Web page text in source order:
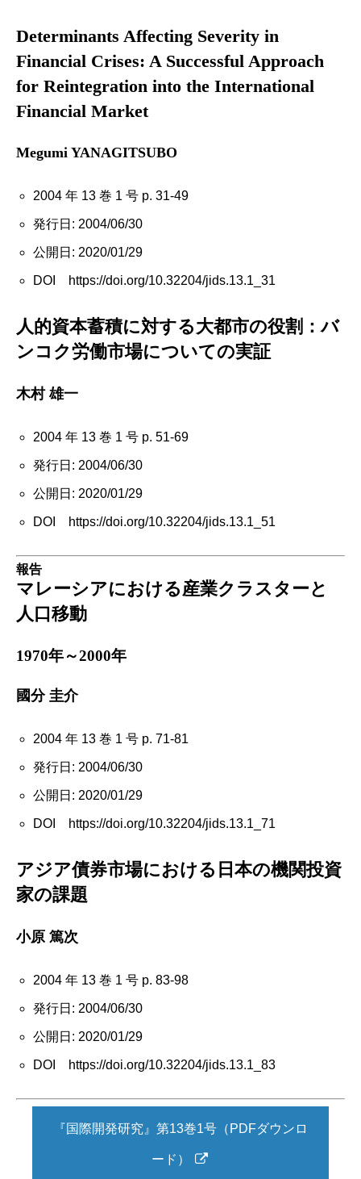
Determinants Affecting Severity in
Financial Crises: A Successful Approach
for Reintegration into the International
Financial Market
Megumi YANAGITSUBO
2004 年 13 巻 1 号 p. 31-49
発行日: 2004/06/30
公開日: 2020/01/29
DOI https://doi.org/10.32204/jids.13.1_31
人的資本蓄積に対する大都市の役割：バ
ンコク労働市場についての実証
木村 雄一
2004 年 13 巻 1 号 p. 51-69
発行日: 2004/06/30
公開日: 2020/01/29
DOI https://doi.org/10.32204/jids.13.1_51
報告
マレーシアにおける産業クラスターと
人口移動
1970年～2000年
國分 圭介
2004 年 13 巻 1 号 p. 71-81
発行日: 2004/06/30
公開日: 2020/01/29
DOI https://doi.org/10.32204/jids.13.1_71
アジア債券市場における日本の機関投資
家の課題
小原 篤次
2004 年 13 巻 1 号 p. 83-98
発行日: 2004/06/30
公開日: 2020/01/29
DOI https://doi.org/10.32204/jids.13.1_83
『国際開発研究』第13巻1号（PDFダウンロ
ード）